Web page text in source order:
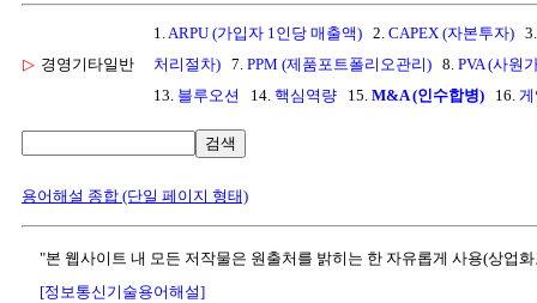
▷ 경영기타일반
1. ARPU (가입자 1인당 매출액) 2. CAPEX (자본투자)
처리절차) 7. PPM (제품포트폴리오관리) 8. PVA (사원
13. 블루오션 14. 핵심역량 15. M&A (인수합병) 16.
검색
용어해설 종합 (단일 페이지 형태)
"본 웹사이트 내 모든 저작물은 원출처를 밝히는 한 자유롭게 사용(상업
[정보통신기술용어해설]